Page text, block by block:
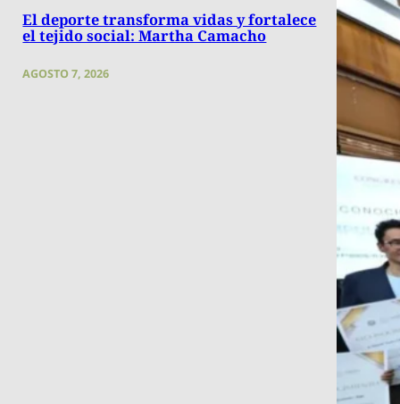
El deporte transforma vidas y fortalece
el tejido social: Martha Camacho
AGOSTO 7, 2026